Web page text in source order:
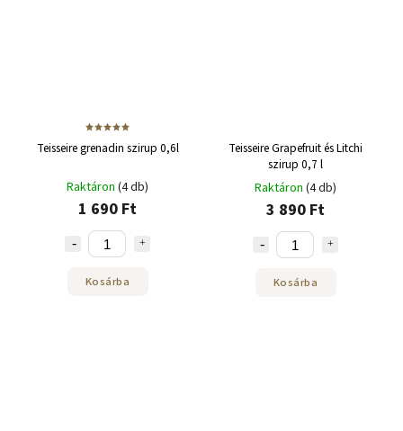
Teisseire grenadin szirup 0,6l
Raktáron (4 db)
1 690 Ft
Kosárba
Teisseire Grapefruit és Litchi
szirup 0,7 l
Raktáron (4 db)
3 890 Ft
Kosárba